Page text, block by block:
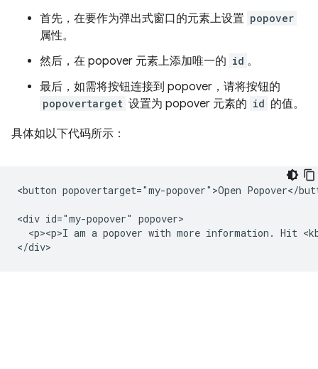
首先，在要作为弹出式窗口的元素上设置 popover
属性。
然后，在 popover 元素上添加唯一的 id 。
最后，如需将按钮连接到 popover，请将按钮的
popovertarget 设置为 popover 元素的 id 的值。
具体如以下代码所示：
<button popovertarget="my-popover">Open Popover</
<div id="my-popover" popover>
<p><p>I am a popover with more information. Hit